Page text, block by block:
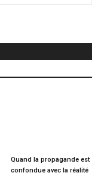
Quand la propagande est
confondue avec la réalité